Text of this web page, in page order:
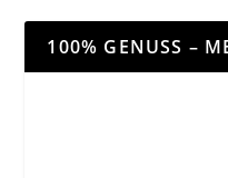
100% GENUSS –